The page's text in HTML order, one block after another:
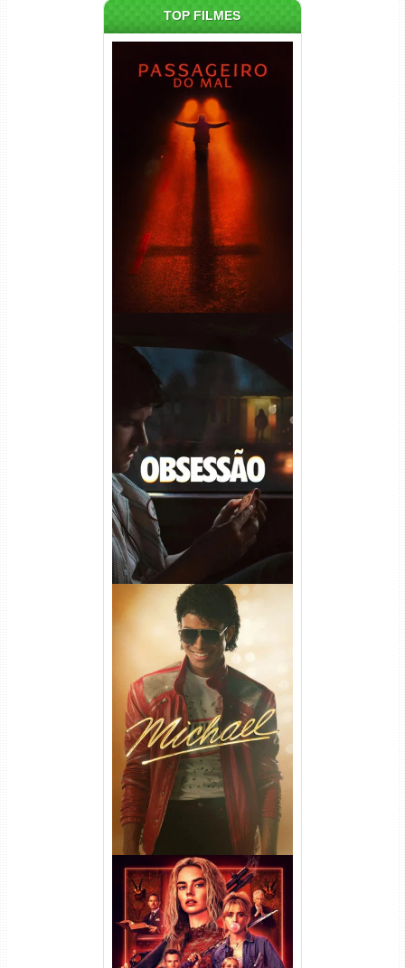
TOP FILMES
Passageiro do Mal Torrent
(2026) WEB-DL 1080p Dual
Áudio
Obsessão Torrent (2026)
WEB-DL 1080p/4K Dual
Áudio
Michael Torrent (2026) WEB-
DL 1080p/4K Dual Áudio